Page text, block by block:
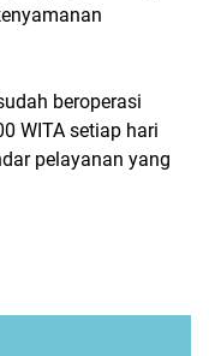
beroperasi
WITA setiap hari
pelayanan yang